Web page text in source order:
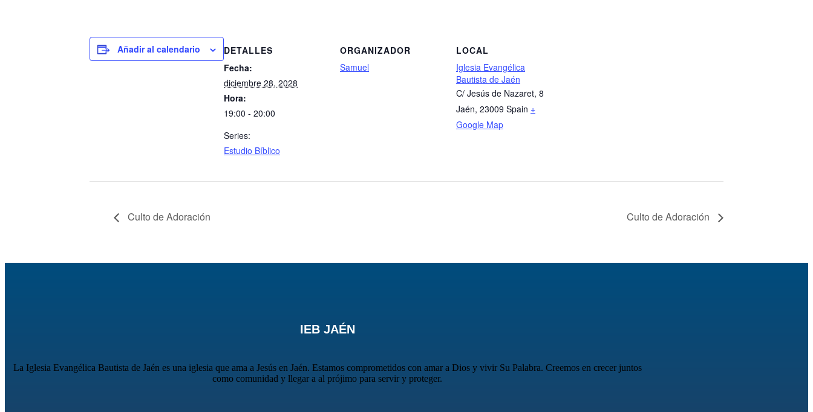
Añadir al calendario
DETALLES
Fecha:
diciembre 28, 2028
Hora:
19:00 - 20:00
Series:
Estudio Bíblico
ORGANIZADOR
Samuel
LOCAL
Iglesia Evangélica
Bautista de Jaén
C/ Jesús de Nazaret, 8
Jaén, 23009 Spain +
Google Map
Culto de Adoración Culto de Adoración
IEB JAÉN
La Iglesia Evangélica Bautista de Jaén es una iglesia que ama a Jesús en Jaén. Estamos comprometidos con amar a Dios y vivir Su Palabra. Creemos en crecer juntos
como comunidad y llegar a al prójimo para servir y proteger.